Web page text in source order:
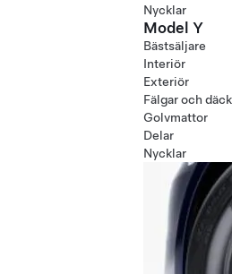
Nycklar
Model Y
Bästsäljare
Interiör
Exteriör
Fälgar och däck
Golvmattor
Delar
Nycklar